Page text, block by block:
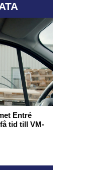
Entré
tid till VM-